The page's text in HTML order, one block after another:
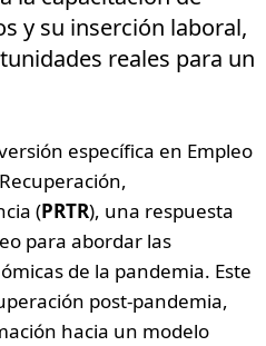
y su inserción laboral,
reales para un
específica en Empleo
(PRTR), una respuesta
para abordar las
de la pandemia. Este
post-pandemia,
hacia un modelo